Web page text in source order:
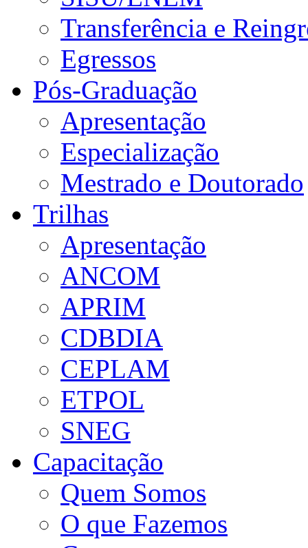
Transferência e
Egressos
Pós-Graduação
Apresentação
Especialização
Mestrado e Doutorado
Trilhas
Apresentação
ANCOM
APRIM
CDBDIA
CEPLAM
ETPOL
SNEG
Capacitação
Quem Somos
O que Fazemos